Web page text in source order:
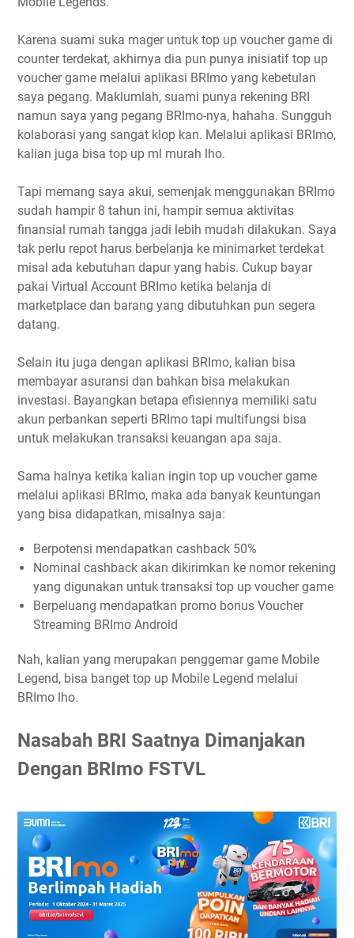
Karena suami suka mager untuk top up voucher game di
counter terdekat, akhirnya dia pun punya inisiatif top up
voucher game melalui aplikasi BRImo yang kebetulan
saya pegang. Maklumlah, suami punya rekening BRI
namun saya yang pegang BRImo-nya, hahaha. Sungguh
kolaborasi yang sangat klop kan. Melalui aplikasi BRImo,
kalian juga bisa top up ml murah lho.
Tapi memang saya akui, semenjak menggunakan BRImo
sudah hampir 8 tahun ini, hampir semua aktivitas
finansial rumah tangga jadi lebih mudah dilakukan. Saya
tak perlu repot harus berbelanja ke minimarket terdekat
misal ada kebutuhan dapur yang habis. Cukup bayar
pakai Virtual Account BRImo ketika belanja di
marketplace dan barang yang dibutuhkan pun segera
datang.
Selain itu juga dengan aplikasi BRImo, kalian bisa
membayar asuransi dan bahkan bisa melakukan
investasi. Bayangkan betapa efisiennya memiliki satu
akun perbankan seperti BRImo tapi multifungsi bisa
untuk melakukan transaksi keuangan apa saja.
Sama halnya ketika kalian ingin top up voucher game
melalui aplikasi BRImo, maka ada banyak keuntungan
yang bisa didapatkan, misalnya saja:
Berpotensi mendapatkan cashback 50%
Nominal cashback akan dikirimkan ke nomor rekening
yang digunakan untuk transaksi top up voucher game
Berpeluang mendapatkan promo bonus Voucher
Streaming BRImo Android
Nah, kalian yang merupakan penggemar game Mobile
Legend, bisa banget top up Mobile Legend melalui
BRImo lho.
Nasabah BRI Saatnya Dimanjakan
Dengan BRImo FSTVL